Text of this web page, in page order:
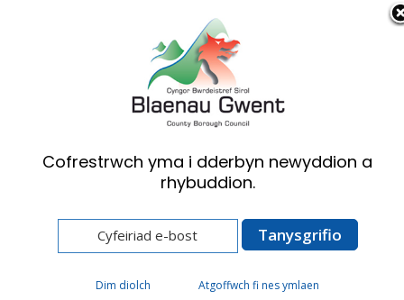
Cymraeg English
A-Y o Wasanaethau
A-Y o
Cofrestrwch yma i dderbyn newyddion a
rhybuddion.
Dim diolch Atgoffwch fi nes ymlaen